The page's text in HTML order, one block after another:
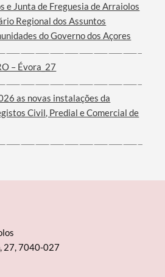
e Junta de Freguesia de Arraiolos
Regional dos Assuntos
do Governo dos Açores
– Évora_27
as novas instalações da
Civil, Predial e Comercial de
27, 7040-027